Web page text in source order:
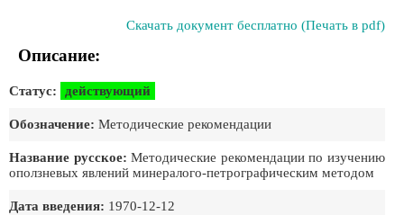
Скачать документ бесплатно (Печать в pdf)
Описание:
Статус: действующий
Обозначение: Методические рекомендации
Название русское: Методические рекомендации по изучению
оползневых явлений минералого-петрографическим методом
Дата введения: 1970-12-12